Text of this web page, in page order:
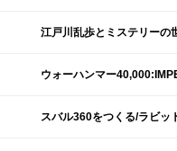
江戸川乱歩とミステリーの
ウォーハンマー
スバル360をつくる/ラビッ